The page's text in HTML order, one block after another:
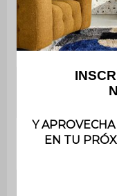
Profundidad
del asiento
Anchura de
Comodidad